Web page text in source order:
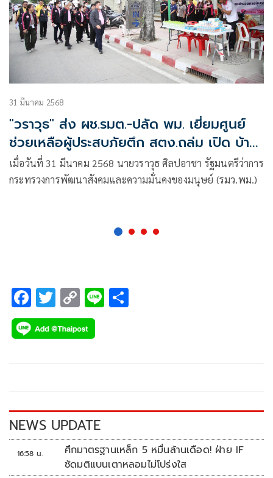
31 มีนาคม 2568
"วราวุธ" ส่ง ผช.รมต.-ปลัด พม. เยี่ยมศูนย์
ช่วยเหลือผู้ประสบภัยตึก สตง.ถล่ม เปิด บ้าน
พักคนเดินทาง ดินแดง ให้พักพิงชั่วคราว ส่ง
จนท.เร่งเยียวยาจิตใจทุกครอบครัว
เมื่อวันที่ 31 มีนาคม 2568 นายวราวุธ ศิลปอาชา รัฐมนตรีว่าการ
กระทรวงการพัฒนาสังคมและความมั่นคงของมนุษย์ (รมว.พม.)
F
ac
e
k
T
wi
tt
C
o
p
k
Li
NEWS UPDATE
16:58 น.
ศึกมาตรฐานเหล็ก 5 หมื่นล้านเดือด! ฝ่าย IF
ซัดมติแบนเตาหลอมไม่โปร่งใส